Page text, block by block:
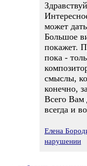
может
Большое
покажет.
пока -
смыслы,
конечно,
Всего Вам
всегда и
Елена
нарушении